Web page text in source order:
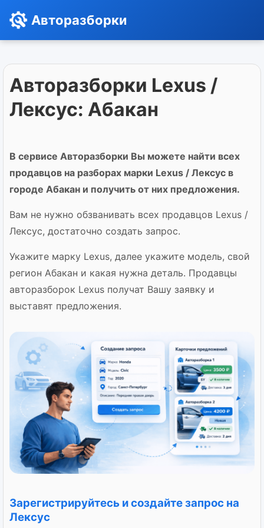
Авторазборки
Авторазборки Lexus /
Лексус: Абакан
В сервисе Авторазборки Вы можете найти всех
продавцов на разборах марки Lexus / Лексус в
городе Абакан и получить от них предложения.
Вам не нужно обзванивать всех продавцов Lexus /
Лексус, достаточно создать запрос.
Укажите марку Lexus, далее укажите модель, свой
регион Абакан и какая нужна деталь. Продавцы
авторазборок Lexus получат Вашу заявку и
выставят предложения.
Зарегистрируйтесь и создайте запрос на
Лексус